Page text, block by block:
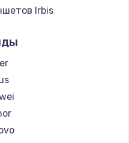
Irbis
Microsoft
BlackView
Amazon
Aquarius
Philips
Dell